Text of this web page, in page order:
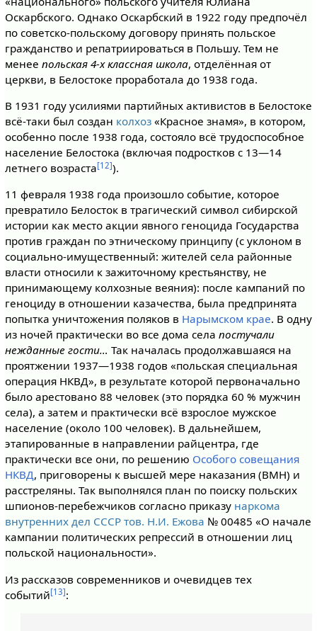
Оскарбского. Однако Оскарбский в 1922 году предпочёл
по советско-польскому договору принять польское
гражданство и репатриироваться в Польшу. Тем не
менее польская 4-х классная школа, отделённая от
церкви, в Белостоке проработала до 1938 года.
В 1931 году усилиями партийных активистов в Белостоке
всё-таки был создан колхоз«Красное знамя», в котором,
особенно после 1938 года, состояло всё трудоспособное
население Белостока (включая подростков с 13—14
летнего возраста[12]).
11 февраля 1938 года произошло событие, которое
превратило Белосток в трагический символ сибирской
истории как место акции явного геноцида Государства
против граждан по этническому принципу (с уклоном в
социально-имущественный: жителей села районные
власти относили к зажиточному крестьянству, не
принимающему колхозные веяния): после кампаний по
геноциду в отношении казачества, была предпринята
попытка уничтожения поляков в Нарымском крае. В одну
из ночей практически во все дома села постучали
нежданные гости… Так началась продолжавшаяся на
проятжении 1937—1938 годов «польская специальная
операция НКВД», в результате которой первоначально
было арестовано 88 человек (это порядка 60 % мужчин
села), а затем и практически всё взрослое мужское
население (около 100 человек). В дальнейшем,
этапированные в направлении райцентра, где
практически все они, по решению Особого совещания
НКВД, приговорены к высшей мере наказания (ВМН) и
расстреляны. Так выполнялся план по поиску польских
шпионов-перебежчиков согласно приказу наркома
внутренних дел СССР тов. Н.И. Ежова № 00485 «О начале
кампании политических репрессий в отношении лиц
польской национальности».
Из рассказов современников и очевидцев тех
событий[13]: